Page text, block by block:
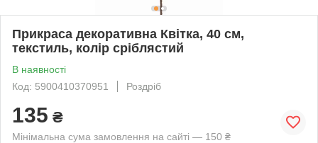
Прикраса декоративна Квітка, 40 см,
текстиль, колір сріблястий
В наявності
Код: 5900410370951
Роздріб
135 ₴
Мінімальна сума замовлення на сайті — 150 ₴